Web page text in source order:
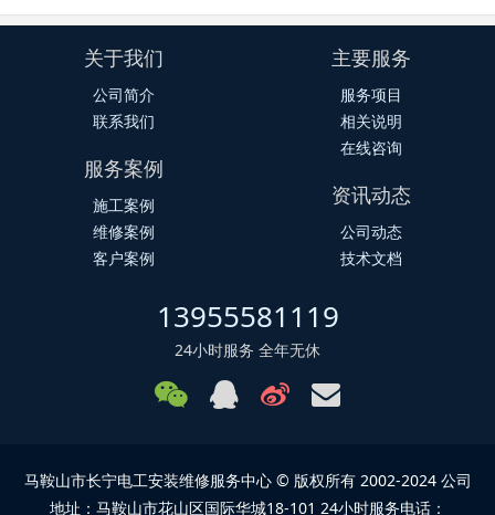
关于我们
公司简介
联系我们
主要服务
服务项目
相关说明
在线咨询
服务案例
施工案例
维修案例
客户案例
资讯动态
公司动态
技术文档
13955581119
24小时服务 全年无休
马鞍山市长宁电工安装维修服务中心 © 版权所有 2002-2024 公司
地址：马鞍山市花山区国际华城18-101 24小时服务电话：